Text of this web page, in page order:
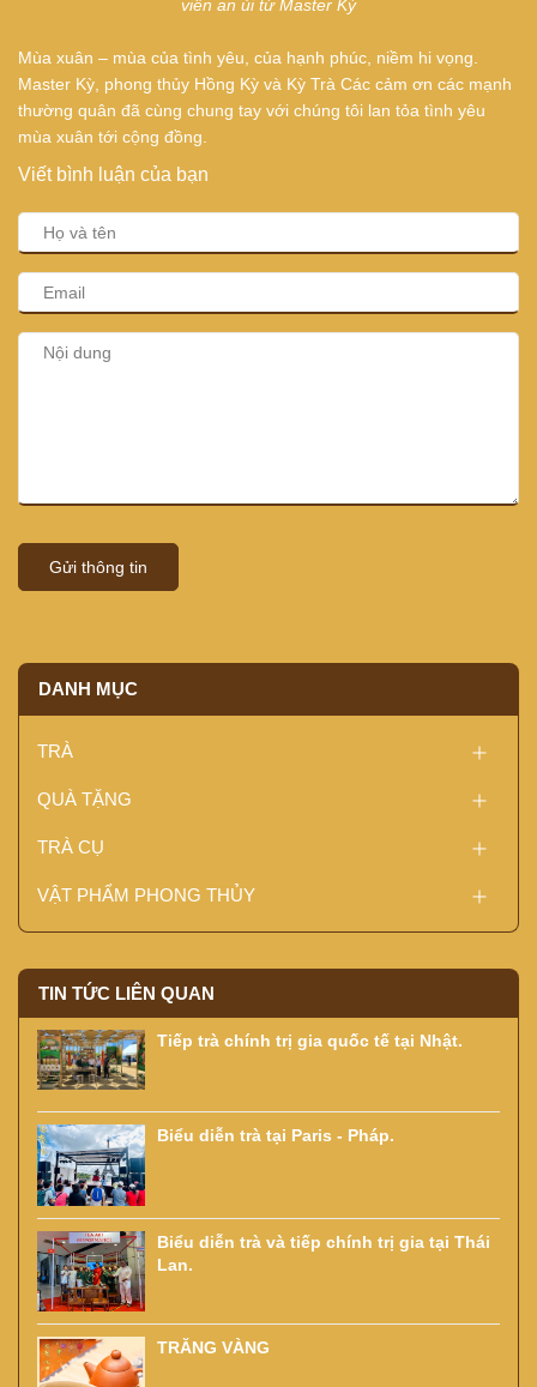
viên an ủi từ Master Kỳ
Mùa xuân – mùa của tình yêu, của hạnh phúc, niềm hi vọng.
Master Kỳ, phong thủy Hồng Kỳ và Kỳ Trà Các cảm ơn các mạnh
thường quân đã cùng chung tay với chúng tôi lan tỏa tình yêu
mùa xuân tới cộng đồng
Viết bình luận của bạn
Gửi thông tin
DANH MỤC
TRÀ
QUÀ TẶNG
TRÀ CỤ
VẬT PHẨM PHONG THỦY
TIN TỨC LIÊN QUAN
Tiếp trà chính trị gia quốc tế tại Nhật.
Biểu diễn trà tại Paris - Pháp.
Biểu diễn trà và tiếp chính trị gia tại Thái
Lan.
TRĂNG VÀNG